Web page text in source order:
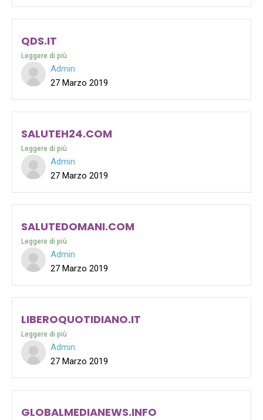
QDS.IT
Leggere di più
Admin
27 Marzo 2019
SALUTEH24.COM
Leggere di più
Admin
27 Marzo 2019
SALUTEDOMANI.COM
Leggere di più
Admin
27 Marzo 2019
LIBEROQUOTIDIANO.IT
Leggere di più
Admin
27 Marzo 2019
GLOBALMEDIANEWS.INFO